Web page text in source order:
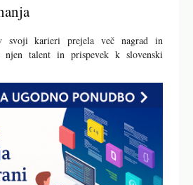
svoji karieri prejela več nagrad in
talent in prispevek k slovenski